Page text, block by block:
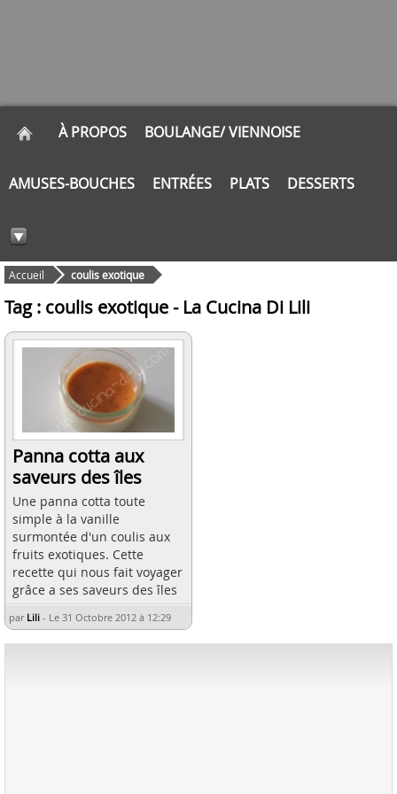
À PROPOS BOULANGE/ VIENNOISE
AMUSES-BOUCHES ENTRÉES PLATS DESSERTS
Accueil coulis exotique
Tag : coulis exotique - La Cucina Di Lili
Panna cotta aux
saveurs des îles
Une panna cotta toute
simple à la vanille
surmontée d'un coulis aux
fruits exotiques. Cette
recette qui nous fait voyager
grâce a ses saveurs des îles
par Lili - Le 31 Octobre 2012 à 12:29